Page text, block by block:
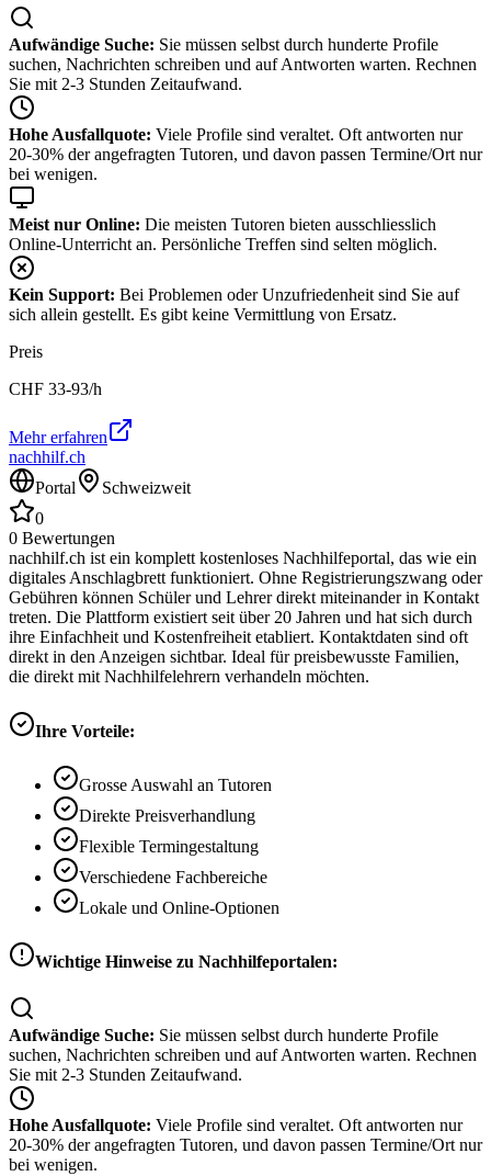
Aufwändige Suche: Sie müssen selbst durch hunderte Profile
suchen, Nachrichten schreiben und auf Antworten warten. Rechnen
Sie mit 2-3 Stunden Zeitaufwand.
Hohe Ausfallquote: Viele Profile sind veraltet. Oft antworten nur
20-30% der angefragten Tutoren, und davon passen Termine/Ort nur
bei wenigen.
Meist nur Online: Die meisten Tutoren bieten ausschliesslich
Online-Unterricht an. Persönliche Treffen sind selten möglich.
Kein Support: Bei Problemen oder Unzufriedenheit sind Sie auf
sich allein gestellt. Es gibt keine Vermittlung von Ersatz.
Preis
CHF 33-93/h
Mehr erfahren
nachhilf.ch
Portal
Schweizweit
0
0 Bewertungen
nachhilf.ch ist ein komplett kostenloses Nachhilfeportal, das wie ein
digitales Anschlagbrett funktioniert. Ohne Registrierungszwang oder
Gebühren können Schüler und Lehrer direkt miteinander in Kontakt
treten. Die Plattform existiert seit über 20 Jahren und hat sich durch
ihre Einfachheit und Kostenfreiheit etabliert. Kontaktdaten sind oft
direkt in den Anzeigen sichtbar. Ideal für preisbewusste Familien,
die direkt mit Nachhilfelehrern verhandeln möchten.
Ihre Vorteile:
Grosse Auswahl an Tutoren
Direkte Preisverhandlung
Flexible Termingestaltung
Verschiedene Fachbereiche
Lokale und Online-Optionen
Wichtige Hinweise zu Nachhilfeportalen:
Aufwändige Suche: Sie müssen selbst durch hunderte Profile
suchen, Nachrichten schreiben und auf Antworten warten. Rechnen
Sie mit 2-3 Stunden Zeitaufwand.
Hohe Ausfallquote: Viele Profile sind veraltet. Oft antworten nur
20-30% der angefragten Tutoren, und davon passen Termine/Ort nur
bei wenigen.